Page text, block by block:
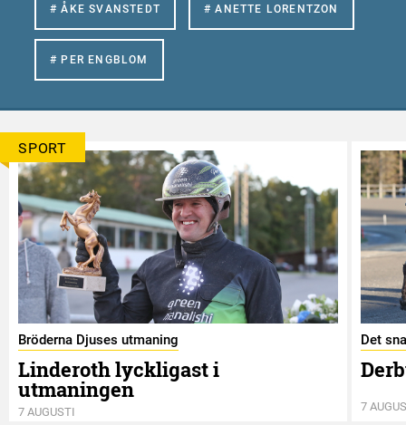
# ÅKE SVANSTEDT # ANETTE LORENTZON
# PER ENGBLOM
SPORT
Bröderna Djuses utmaning
Linderoth lyckligast i
utmaningen
7 AUGUSTI
Det
7